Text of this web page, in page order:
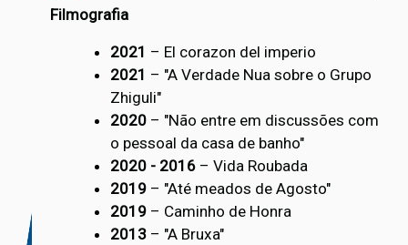
Filmografia
2021 – El corazon del imperio
2021 – "A Verdade Nua sobre o Grupo
Zhiguli"
2020– "Não entre em discussões com
o pessoal da casa de banho"
2020 - 2016– Vida Roubada
2019– "Até meados de Agosto"
2019– Caminho de Honra
2013– "A Bruxa"